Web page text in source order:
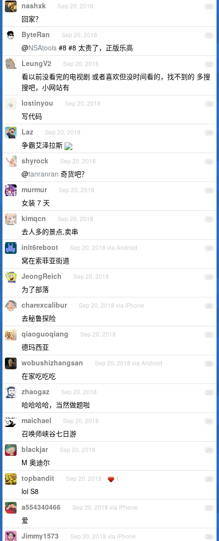
10
nashxk Sep 20, 2018
回家？
11
ByteRan Sep 20, 2018
@NSAtools #8 #8 太贵了，正版乐高
12
LeungV2 Sep 20, 2018
看以前没看完的电视剧 或者喜欢但没时间看的，找不到的 多搜
搜吧，小网站有
13
lostinyou Sep 20, 2018
写代码
14
Laz Sep 20, 2018
争霸艾泽拉斯
15
shyrock Sep 20, 2018
@tanranran 奇货吧？
16
murmur Sep 20, 2018
女装 7 天
17
kimqcn Sep 20, 2018
去人多的景点,卖串
18
init6reboot Sep 20, 2018 via Android
窝在索菲亚街道
19
JeongReich Sep 20, 2018
为了部落
20
charexcalibur Sep 20, 2018 via iPhone
去秘鲁探险
21
qiaoguoqiang Sep 20, 2018
德玛西亚
22
wobushizhangsan Sep 20, 2018 via Android
在家吃吃吃
23
zhaogaz Sep 20, 2018
哈哈哈哈，当然做题啦
24
maichael Sep 20, 2018
召唤师峡谷七日游
25
blackjar Sep 20, 2018
M 奥迪尔
26
topbandit Sep 20, 2018 1
lol S8
27
a554340466 Sep 20, 2018 via iPhone
爱
28
Jimmy1573 Sep 20, 2018 via iPhone